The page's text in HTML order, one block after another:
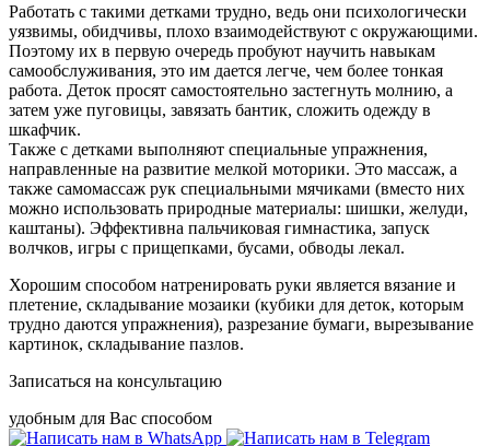
Работать с такими детками трудно, ведь они психологически
уязвимы, обидчивы, плохо взаимодействуют с окружающими.
Поэтому их в первую очередь пробуют научить навыкам
самообслуживания, это им дается легче, чем более тонкая
работа. Деток просят самостоятельно застегнуть молнию, а
затем уже пуговицы, завязать бантик, сложить одежду в
шкафчик.
Также с детками выполняют специальные упражнения,
направленные на развитие мелкой моторики. Это массаж, а
также самомассаж рук специальными мячиками (вместо них
можно использовать природные материалы: шишки, желуди,
каштаны). Эффективна пальчиковая гимнастика, запуск
волчков, игры с прищепками, бусами, обводы лекал.
Хорошим способом натренировать руки является вязание и
плетение, складывание мозаики (кубики для деток, которым
трудно даются упражнения), разрезание бумаги, вырезывание
картинок, складывание пазлов.
Записаться на консультацию
удобным для Вас способом